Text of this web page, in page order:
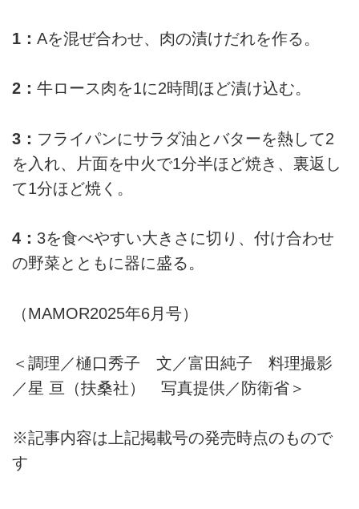
1： Aを混ぜ合わせ、肉の漬けだれを作る。
2： 牛ロース肉を1に2時間ほど漬け込む。
3： フライパンにサラダ油とバターを熱して2
を入れ、片面を中火で1分半ほど焼き、裏返し
て1分ほど焼く。
4： 3を食べやすい大きさに切り、付け合わせ
の野菜とともに器に盛る。
（MAMOR2025年6月号）
＜調理／樋口秀子 文／富田純子 料理撮影
／星 亘（扶桑社） 写真提供／防衛省＞
※記事内容は上記掲載号の発売時点のもので
す